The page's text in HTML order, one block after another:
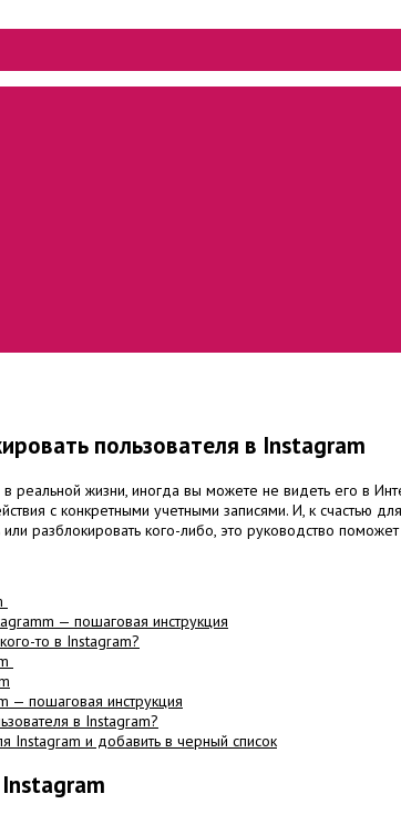
пользователя в Instagram
реальной жизни, иногда вы можете не видеть его в
с конкретными учетными записями. И, к счастью
разблокировать кого-либо, это руководство
— пошаговая инструкция
то в Instagram?
— пошаговая инструкция
в Instagram?
Instagram и добавить в черный список